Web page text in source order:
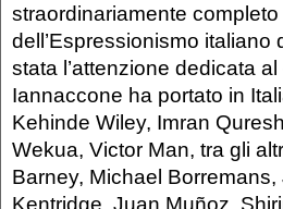
straordinariamente
dell’Espressionismo
stata l’attenzione dedicata
Iannaccone ha portato in
Kehinde Wiley, Imran
Wekua, Victor Man, tra gli
Barney, Michael
Kentridge, Juan Muñoz,